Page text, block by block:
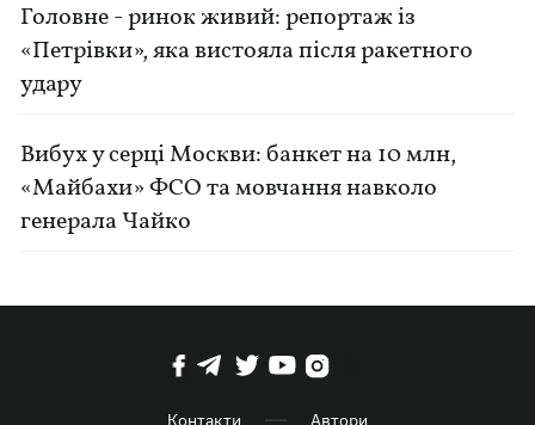
Головне - ринок живий: репортаж із
«Петрівки», яка вистояла після ракетного
удару
Вибух у серці Москви: банкет на 10 млн,
«Майбахи» ФСО та мовчання навколо
генерала Чайко
Контакти Автори